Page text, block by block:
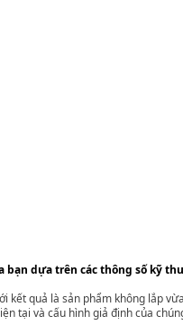
dựa trên các thông số kỹ
kết quả là sản phẩm không lắp
tại và cấu hình giả định của